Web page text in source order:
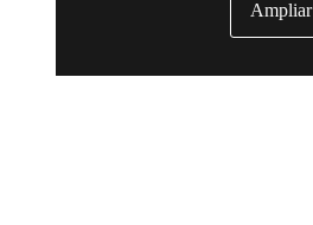
Ampliar